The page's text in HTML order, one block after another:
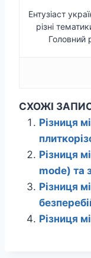
Ентузіаст
різні
Головний
СХОЖІ
Різниця
Різниця
mode) та
Різниця
Різниця